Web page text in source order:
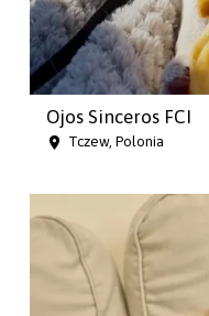
Ojos Sinceros FCI
Tczew, Polonia